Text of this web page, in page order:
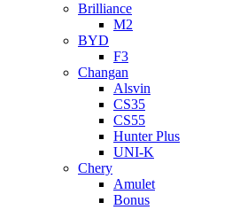
Brilliance
M2
BYD
F3
Changan
Alsvin
CS35
CS55
Hunter Plus
UNI-K
Chery
Amulet
Bonus